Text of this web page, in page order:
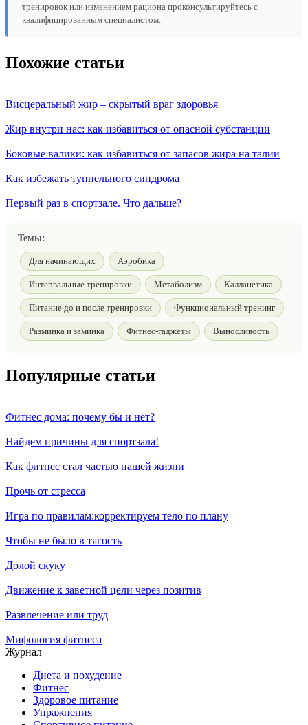
тренировок или изменением рациона проконсультируйтесь с
квалифицированным специалистом.
Похожие статьи
Висцеральный жир – скрытый враг здоровья
Жир внутри нас: как избавиться от опасной субстанции
Боковые валики: как избавиться от запасов жира на талии
Как избежать туннельного синдрома
Первый раз в спортзале. Что дальше?
Темы:
Для начинающих Аэробика
Интервальные тренировки Метаболизм Калланетика
Питание до и после тренировки Функциональный тренинг
Разминка и заминка Фитнес-гаджеты Выносливость
Популярные статьи
Фитнес дома: почему бы и нет?
Найдем причины для спортзала!
Как фитнес стал частью нашей жизни
Прочь от стресса
Игра по правилам:корректируем тело по плану
Чтобы не было в тягость
Долой скуку
Движение к заветной цели через позитив
Развлечение или труд
Мифология фитнеса
Журнал
Диета и похудение
Фитнес
Здоровое питание
Упражнения